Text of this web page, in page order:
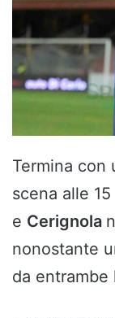
Termina con
scena alle 15
e Cerignola
nonostante
da entrambe